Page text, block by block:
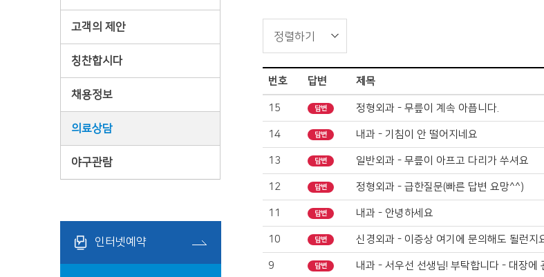
고객의 제안
칭찬합시다
채용정보
의료상담
야구관람
인터넷예약
번호 답변 제목
15 답변 정형외과 - 무릎이 계속 아픕니다.
14 답변 내과 - 기침이 안 떨어지네요
13 답변 일반외과 - 무릎이 아프고 다리가 쑤셔요
12 답변 정형외과 - 급한질문(빠른 답변 요망^^)
11 답변 내과 - 안녕하세요
10 답변 신경외과 - 이증상 여기에 문의해도 될런지
9 답변 내과 - 서우선 선생님! 부탁합니다 - 대장에